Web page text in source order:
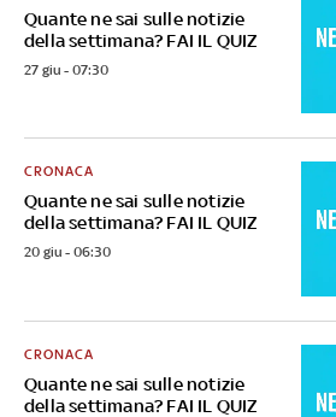
Quante ne sai sulle notizie
della settimana? FAI IL QUIZ
27 giu - 07:30
Quante ne sai sulle notizie
della settimana? FAI IL QUIZ
CRONACA
20 giu - 06:30
Quante ne sai sulle notizie
della settimana? FAI IL QUIZ
CRONACA